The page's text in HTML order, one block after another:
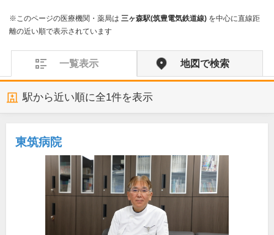
※このページの医療機関・薬局は 三ヶ森駅(筑豊電気鉄道線) を中心に直線距
離の近い順で表示されています
一覧表示 地図で検索
駅から近い順に全1件を表示
東筑病院